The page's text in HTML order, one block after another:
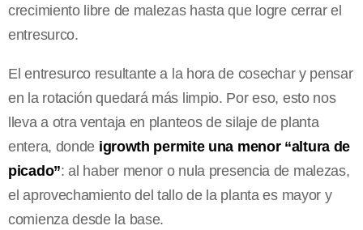
crecimiento libre de malezas hasta que logre cerrar el
entresurco.
El entresurco resultante a la hora de cosechar y pensar
en la rotación quedará más limpio. Por eso, esto nos
lleva a otra ventaja en planteos de silaje de planta
entera, donde igrowth permite una menor “altura de
picado”: al haber menor o nula presencia de malezas,
el aprovechamiento del tallo de la planta es mayor y
comienza desde la base.